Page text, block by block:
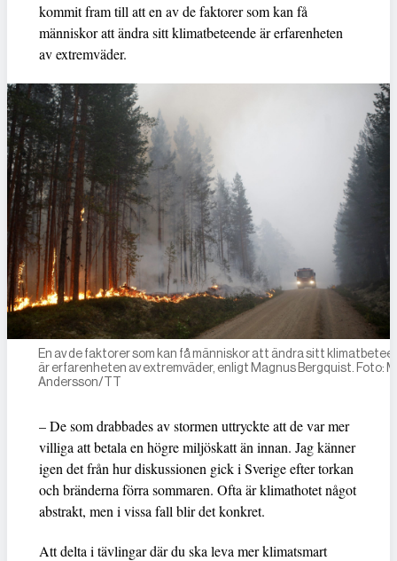
kommit fram till att en av de faktorer som kan få
människor att ändra sitt klimatbeteende är erfarenheten
av extremväder.
En av de faktorer som kan få människor att ändra sitt
är erfarenheten av extremväder, enligt Magnus Bergquist. Foto:
Andersson/TT
– De som drabbades av stormen uttryckte att de var mer
villiga att betala en högre miljöskatt än innan. Jag känner
igen det från hur diskussionen gick i Sverige efter torkan
och bränderna förra sommaren. Ofta är klimathotet något
abstrakt, men i vissa fall blir det konkret.
Att delta i tävlingar där du ska leva mer klimatsmart